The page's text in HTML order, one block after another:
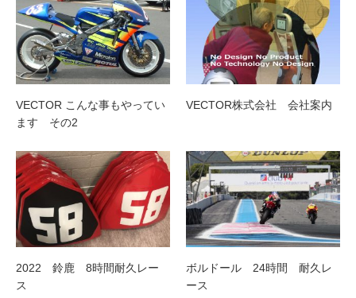
VECTOR こんな事もやってい
ます その2
VECTOR株式会社 会社案内
2022 鈴鹿 8時間耐久レー
ス
ボルドール 24時間 耐久レ
ース